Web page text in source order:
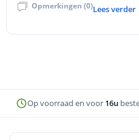
tellerkopschroeven voor zware
vlonderschroeven voor
Opmerkingen (0)Lees verder
Op voorraad en voor 16u